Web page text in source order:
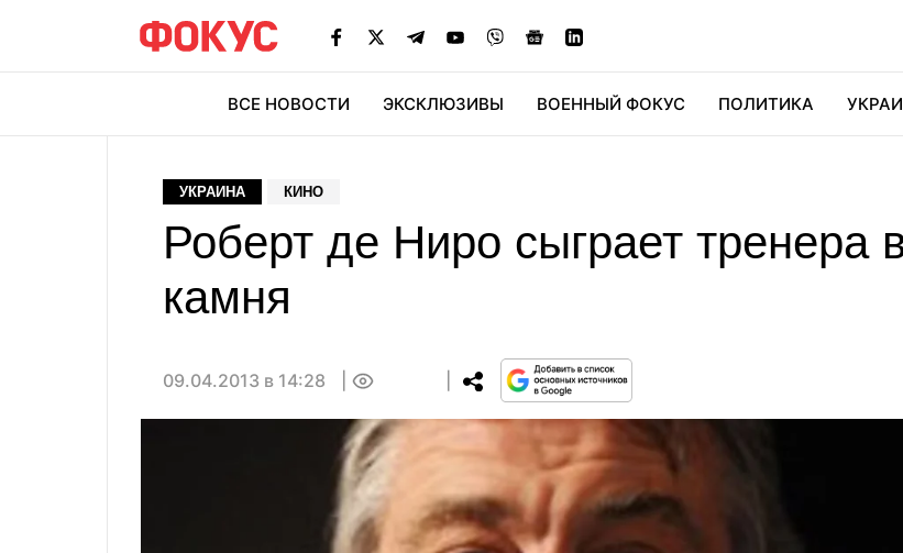
ВСЕ НОВОСТИ ЭКСКЛЮЗИВЫ ВОЕННЫЙ ФОКУС ПОЛИТИКА
УКРАИНА КИНО
Роберт де Ниро сыграет тренера
камня
09.04.2013 в 14:28